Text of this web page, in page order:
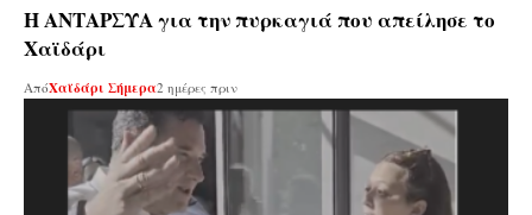
Η ΑΝΤΑΡΣΥΑ για την πυρκαγιά που απείλησε το
Χαϊδάρι
ΑπόΧαϊδάρι Σήμερα2 ημέρες πριν